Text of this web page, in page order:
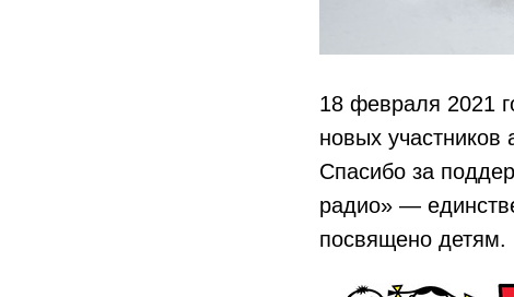
18 февраля 2021
новых участников
Спасибо за
радио» —
посвящено детям.